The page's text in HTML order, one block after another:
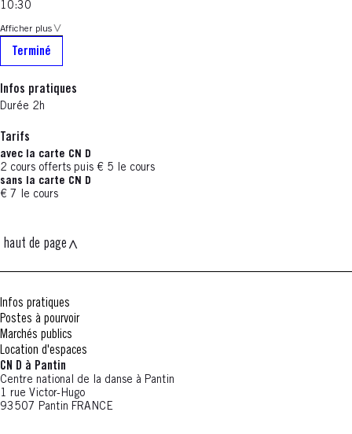
10:30
Afficher plus
Terminé
Infos pratiques
Durée 2h
Tarifs
avec la carte CN D
2 cours offerts puis € 5 le cours
sans la carte CN D
€ 7 le cours
haut de page
Infos pratiques
Postes à pourvoir
Marchés publics
Location d'espaces
CN D à Pantin
Centre national de la danse à Pantin
1 rue Victor-Hugo
93507 Pantin FRANCE